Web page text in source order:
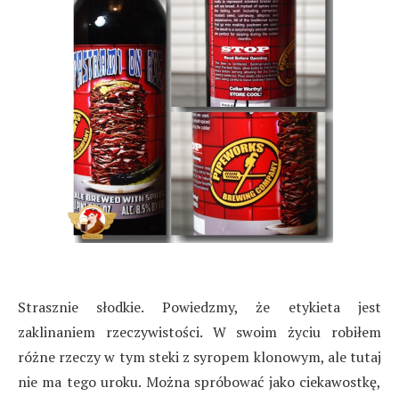
Strasznie słodkie. Powiedzmy, że etykieta jest
zaklinaniem rzeczywistości. W swoim życiu robiłem
różne rzeczy w tym steki z syropem klonowym, ale tutaj
nie ma tego uroku. Można spróbować jako ciekawostkę,